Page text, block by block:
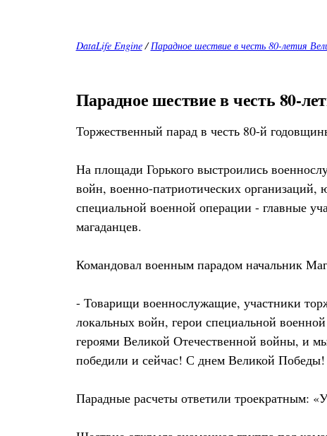
DataLife Engine/Парадное шествие в честь 80-летия
Парадное шествие в честь 80-
Торжественный парад в честь 80-й
На площади Горького выстроились
войн, военно-патриотических
специальной военной операции - главные
магаданцев.
Командовал военным парадом начальник
- Товарищи военнослужащие, участники
локальных войн, герои специальной
героями Великой Отечественной войны, и
победили и сейчас! С днем Великой Победы!
Парадные расчеты ответили троекратным: